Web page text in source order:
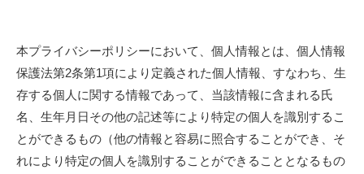
本プライバシーポリシーにおいて、個人情報とは、個人情報
保護法第2条第1項により定義された個人情報、すなわち、生
存する個人に関する情報であって、当該情報に含まれる氏
名、生年月日その他の記述等により特定の個人を識別するこ
とができるもの（他の情報と容易に照合することができ、そ
れにより特定の個人を識別することができることとなるもの